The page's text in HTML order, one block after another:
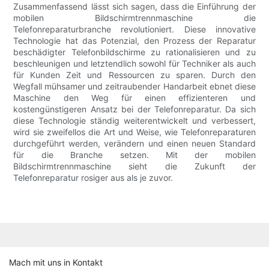
Zusammenfassend lässt sich sagen, dass die Einführung der
mobilen Bildschirmtrennmaschine die
Telefonreparaturbranche revolutioniert. Diese innovative
Technologie hat das Potenzial, den Prozess der Reparatur
beschädigter Telefonbildschirme zu rationalisieren und zu
beschleunigen und letztendlich sowohl für Techniker als auch
für Kunden Zeit und Ressourcen zu sparen. Durch den
Wegfall mühsamer und zeitraubender Handarbeit ebnet diese
Maschine den Weg für einen effizienteren und
kostengünstigeren Ansatz bei der Telefonreparatur. Da sich
diese Technologie ständig weiterentwickelt und verbessert,
wird sie zweifellos die Art und Weise, wie Telefonreparaturen
durchgeführt werden, verändern und einen neuen Standard
für die Branche setzen. Mit der mobilen
Bildschirmtrennmaschine sieht die Zukunft der
Telefonreparatur rosiger aus als je zuvor.
Mach mit uns in Kontakt